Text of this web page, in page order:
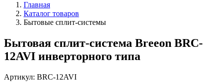
Главная
Каталог товаров
Бытовые сплит-системы
Бытовая сплит-система Breeon BRC-
12AVI инверторного типа
Артикул: BRC-12AVI